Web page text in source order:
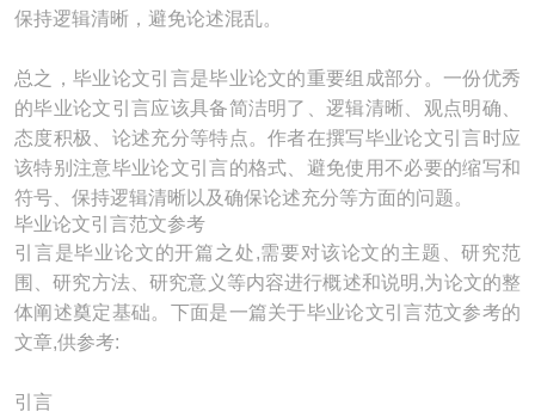
保持逻辑清晰，避免论述混乱。
总之，毕业论文引言是毕业论文的重要组成部分。一份优秀
的毕业论文引言应该具备简洁明了、逻辑清晰、观点明确、
态度积极、论述充分等特点。作者在撰写毕业论文引言时应
该特别注意毕业论文引言的格式、避免使用不必要的缩写和
符号、保持逻辑清晰以及确保论述充分等方面的问题。
毕业论文引言范文参考
引言是毕业论文的开篇之处,需要对该论文的主题、研究范
围、研究方法、研究意义等内容进行概述和说明,为论文的整
体阐述奠定基础。下面是一篇关于毕业论文引言范文参考的
文章,供参考:
引言